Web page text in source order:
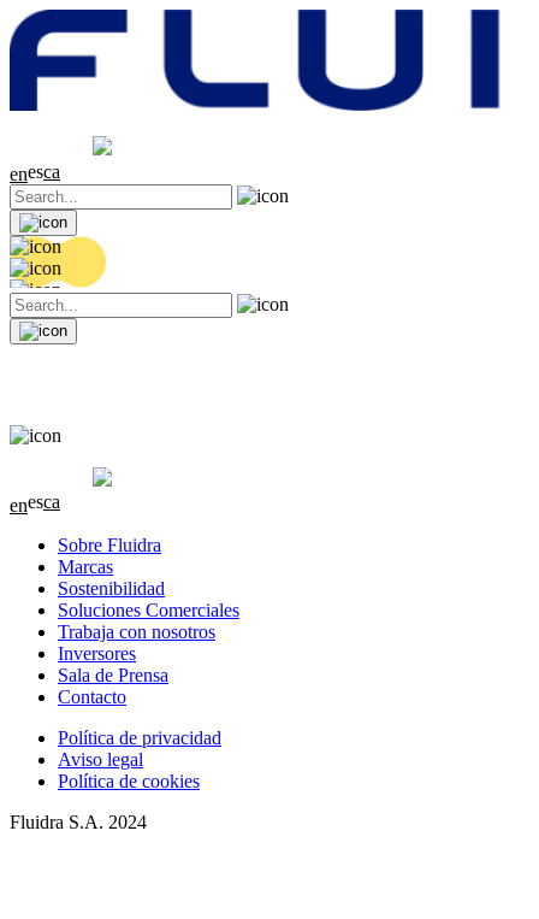
0.06 (+0.3%)
enesca
0.06 (+0.3%)
enesca
Sobre Fluidra
Marcas
Sostenibilidad
Soluciones Comerciales
Trabaja con nosotros
Inversores
Sala de Prensa
Contacto
Política de privacidad
Aviso legal
Política de cookies
Fluidra S.A. 2024